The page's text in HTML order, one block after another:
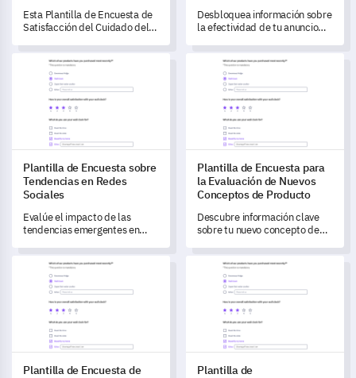
Esta Plantilla de Encuesta de
Satisfacción del Cuidado del
tus servicios de atención al
paciente y comprender las
áreas de mejora.
Desbloquea información sobre
la efectividad de tu anuncio
plantilla de formulario de
retroalimentación.
Plantilla de Encuesta sobre Tendencias en Redes Sociales
Plantilla de Encuesta sobre
Tendencias en Redes
Sociales
Evalúe el impacto de las
tendencias emergentes en
estrategias de marketing de su
negocio con esta plantilla de
encuesta integral.
Plantilla de Encuesta para la
Plantilla de Encuesta para
la Evaluación de Nuevos
Conceptos de Producto
Descubre información clave
sobre tu nuevo concepto de
eficiente.
Plantilla de Encuesta de Satisfacción Laboral de Empleados
Plantilla de Encuesta de
Plantilla de
Plantilla de